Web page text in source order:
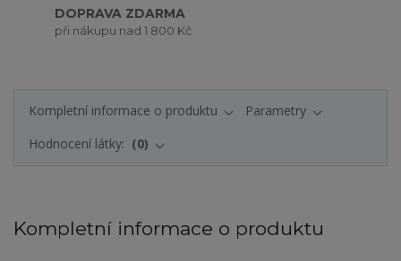
DOPRAVA ZDARMA
při nákupu nad 1 800 Kč
Kompletní informace o produktu
Parametry
Hodnocení látky:
0
Kompletní informace o produktu